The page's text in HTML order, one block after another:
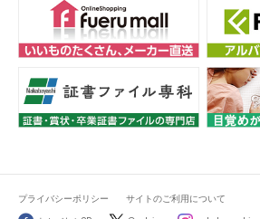
プライバシーポリシー サイトのご利用について